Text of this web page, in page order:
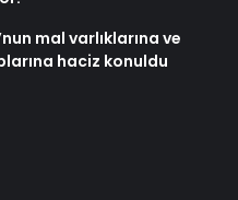
mal varlıklarına ve
haciz konuldu